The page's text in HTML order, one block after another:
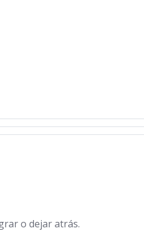
o dejar atrás.